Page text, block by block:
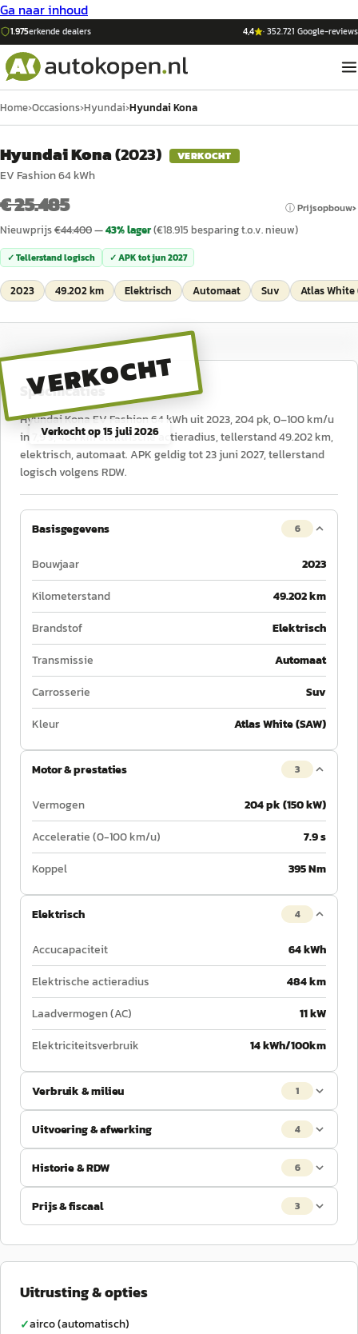
Ga naar inhoud
1.975erkende dealers 4,4 ·352.721 Google-reviews
Home›Occasions›Hyundai›Hyundai Kona
Hyundai Kona(2023) VERKOCHT
EV Fashion 64 kWh
€ 25.485 ⓘ Prijsopbouw
Nieuwprijs€44.400—43% lager(€18.915 besparing t.o.v. nieuw)
✓ Tellerstand logisch ✓ APK totjun 2027
2023 49.202 km Elektrisch Automaat Suv Atlas White
VERKOCHT
Verkocht op15 juli 2026
Specificaties
Hyundai Kona EV Fashion 64 kWh uit 2023, 204 pk, 0–100 km/u
in 7,9 s, 484 km elektrische actieradius, tellerstand 49.202 km,
elektrisch, automaat. APK geldig tot 23 juni 2027, tellerstand
logisch volgens RDW.
Basisgegevens 6
Bouwjaar
2023
Kilometerstand
49.202 km
Brandstof
Elektrisch
Transmissie
Automaat
Carrosserie
Suv
Kleur
Atlas White (SAW)
Motor & prestaties 3
Vermogen
204 pk (150 kW)
Acceleratie (0-100 km/u)
7.9 s
Koppel
395 Nm
Elektrisch 4
Accucapaciteit
64 kWh
Elektrische actieradius
484 km
Laadvermogen (AC)
11 kW
Elektriciteitsverbruik
14 kWh/100km
Verbruik & milieu 1
Uitvoering & afwerking 4
Historie & RDW 6
Prijs & fiscaal 3
Uitrusting & opties
✓airco (automatisch)